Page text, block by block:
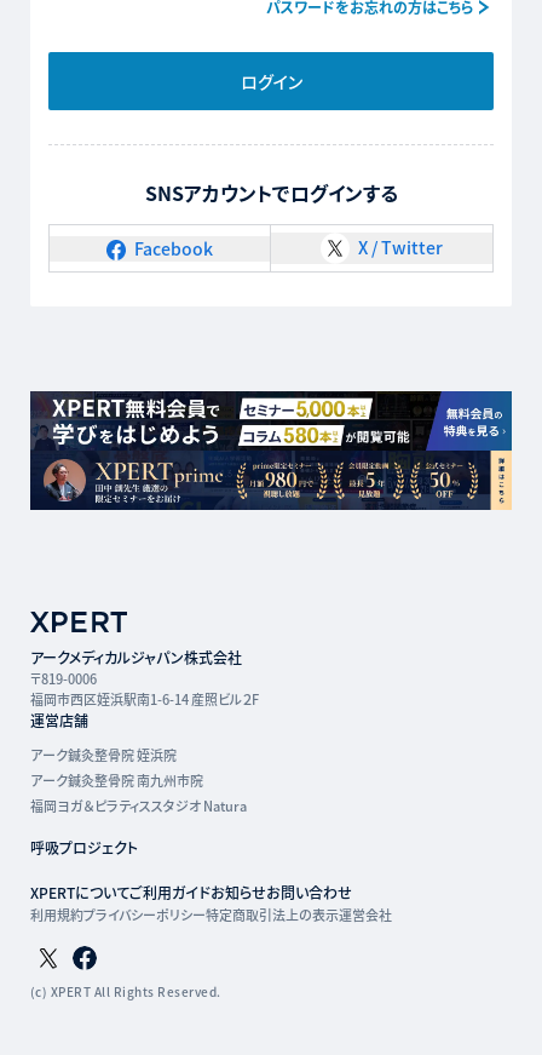
パスワードをお忘れの方はこちら
ログイン
SNSアカウントでログインする
Facebook X / Twitter
アークメディカルジャパン株式会社
〒819-0006
福岡市西区姪浜駅南1-6-14 産照ビル２F
運営店舗
アーク鍼灸整骨院 姪浜院
アーク鍼灸整骨院 南九州市院
福岡ヨガ＆ピラティススタジオ Natura
呼吸プロジェクト
XPERTについてご利用ガイドお知らせお問い合わせ
利用規約プライバシーポリシー特定商取引法上の表示運営会社
Twitterページ
Facebookページ
(c) XPERT All Rights Reserved.